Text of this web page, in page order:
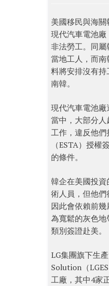
美國移民與海
現代汽車電池
非法勞工。同
當地工人，而南
料將安排沒有
南韓。
現代汽車電池
當中，大部分
工作，違反他
（ESTA）授
的條件。
韓企在美國投
術人員，但他們
因此會依賴前
為寬鬆的灰色
類別簽證赴美。
LG集團旗下生
Solution（
工廠，其中4家